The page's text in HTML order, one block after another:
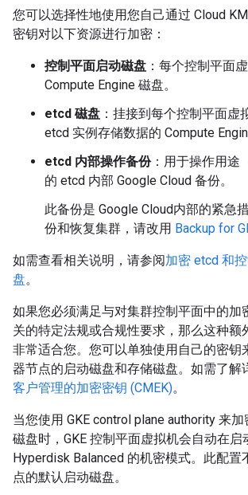
您可以选择性地使用您自己通过 Cloud
密钥对以下资源进行加密：
控制平面启动磁盘 ：每个控制平面
Compute Engine 磁盘。
etcd 磁盘 ：挂接到每个控制平面虚
etcd 实例存储数据的 Compute
etcd 内部操作备份：用于操作用途
的 etcd 内部 Google Cloud 备份。
此备份是 Google Cloud内部的紧急
份和恢复集群，请改用 Backup for
如需查看相关说明，请参阅加密 etcd 和
盘。
如果您必须满足与对集群控制平面中的加
关的特定法规或合规性要求，那么这种额
非常适合您。您可以单独使用自己的密钥
器节点的启动磁盘和存储磁盘。如需了解
客户管理的加密密钥 (CMEK)。
当您使用 GKE control plane authority 来
磁盘时，GKE 控制平面虚拟机会自动在启
Hyperdisk Balanced 的机密模式。此配置
点的默认启动磁盘。